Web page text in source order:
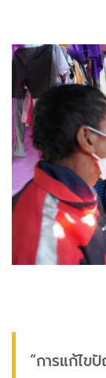
“การแก้ไข